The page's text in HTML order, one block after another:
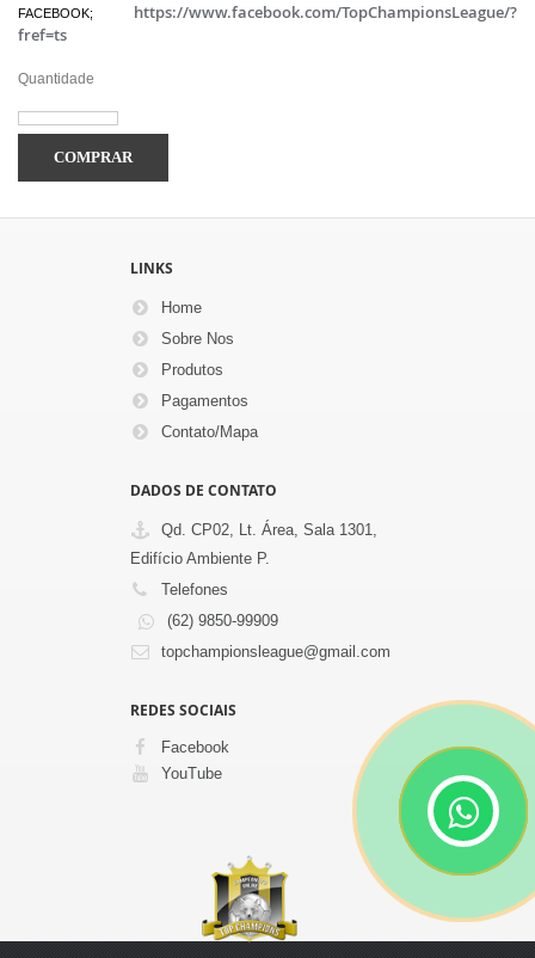
FACEBOOK; https://www.facebook.com/TopChampionsLeague/?
fref=ts
Quantidade
COMPRAR
LINKS
Home
Sobre Nos
Produtos
Pagamentos
Contato/Mapa
DADOS DE CONTATO
Qd. CP02, Lt. Área, Sala 1301,
Edifício Ambiente P.
Telefones
(62) 9850-99909
topchampionsleague@gmail.com
REDES SOCIAIS
Facebook
YouTube